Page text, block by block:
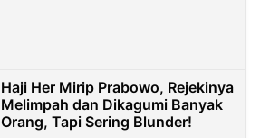
Haji Her Mirip Prabowo, Rejekinya
Melimpah dan Dikagumi Banyak
Orang, Tapi Sering Blunder!